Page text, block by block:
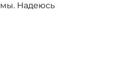
Надеюсь